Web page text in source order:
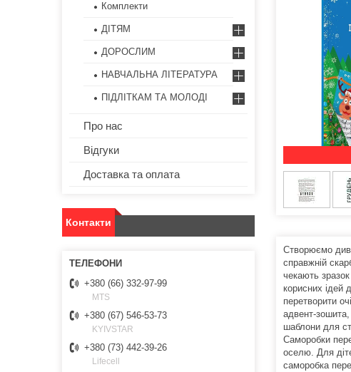
Створюємо
справжній
чекають
корисних ідей
перетворити
адвент-
шаблони для
Саморобки
оселю. Для
саморобка
Комплекти
ДІТЯМ
ДОРОСЛИМ
НАВЧАЛЬНА ЛІТЕРАТУРА
ПІДЛІТКАМ ТА МОЛОДІ
Про нас
Відгуки
Доставка та оплата
Контакти
+380 (66) 332-97-99
MTS
+380 (67) 546-53-73
KYIVSTAR
+380 (73) 442-39-26
Lifecell